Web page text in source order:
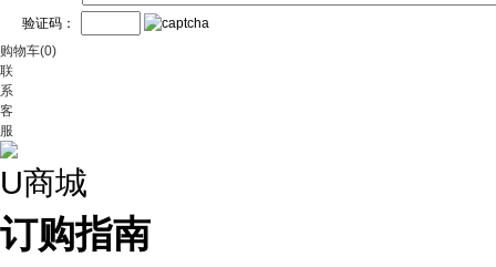
验证码：
购物车(0)
联
系
客
服
U商城
订购指南